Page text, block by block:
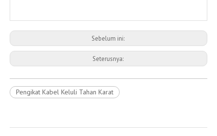
Sebelum ini:
Seterusnya:
Pengikat Kabel Keluli Tahan Karat